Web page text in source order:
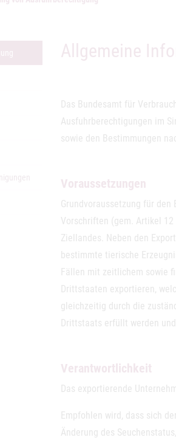
(aktuelle Seite)Allgemeine
Das Bundesamt für
Ausfuhrberechtigungen im
sowie den Bestimmungen
Voraussetzungen
Grundvoraussetzung für
Vorschriften (gem. Artikel 12
Ziellandes. Neben den
bestimmte tierische
Fällen mit zeitlichem sowie
Drittstaaten exportieren,
gleichzeitig durch die
Drittstaats erfüllt werden
Verantwortlichkeit
Das exportierende
Empfohlen wird, dass sich
Änderung des